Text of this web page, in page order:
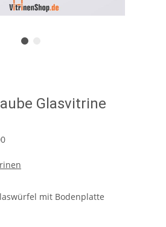
Glasvitrine
mit Bodenplatte